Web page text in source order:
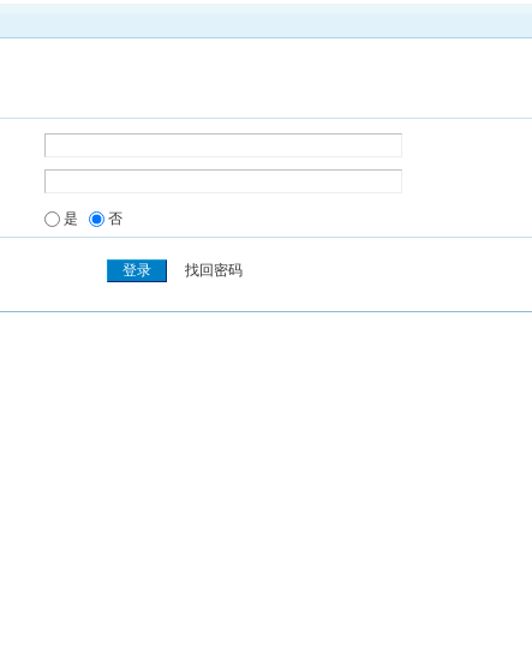
是 否
找回密码